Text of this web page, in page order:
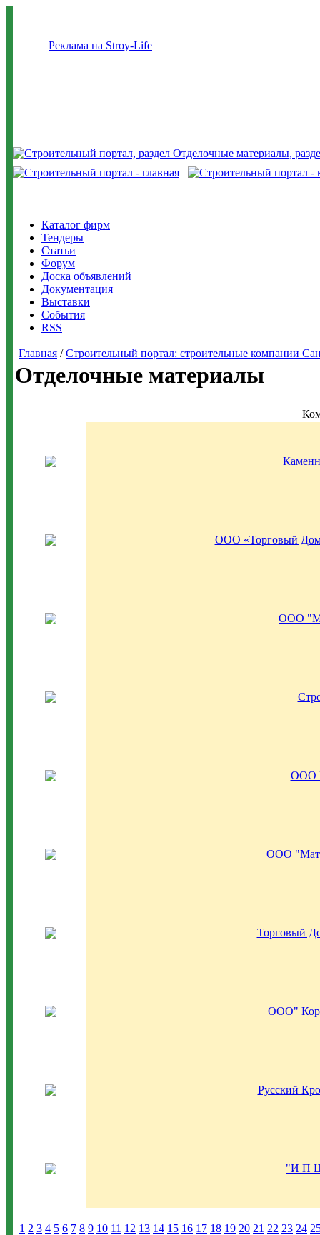
Реклама на Stroy-Life
Каталог фирм
Тендеры
Статьи
Форум
Доска объявлений
Документация
Выставки
События
RSS
Главная /Строительный портал: строительные компании
Отделочные материалы
ООО «Торговый Дом
ООО
OOO
ООО
Торговый
ООО"
Русский
"И П
1 2 3 4 5 6 7 8 9 10 11 12 13 14 15 16 17 18 19 20 21 22 23 24